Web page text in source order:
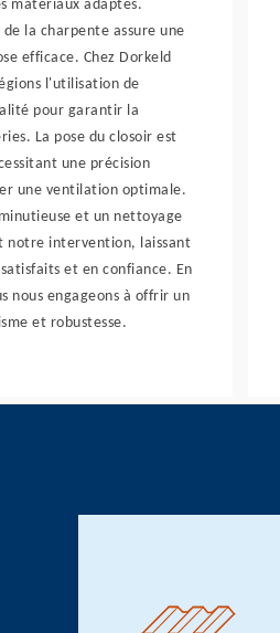
matériaux adaptés.
la charpente assure une
efficace. Chez Dorkeld
l'utilisation de
pour garantir la
La pose du closoir est
une précision
une ventilation optimale.
et un nettoyage
notre intervention, laissant
et en confiance. En
nous engageons à offrir un
et robustesse.